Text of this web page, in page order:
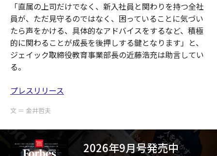
「直属の上司だけでなく、新入社員と関わりを持つ全社
員が、ただ見守るのではなく、困っていることに気づい
たら声をかける、具体的なアドバイスをするなど、積極
的に関わることが成長を後押しする鍵となります」と、
ジェイック取締役教育事業部長の近藤浩充は助言してい
る。
プレスリリース
文 ＝ 金井哲夫
2026年9月号発売中